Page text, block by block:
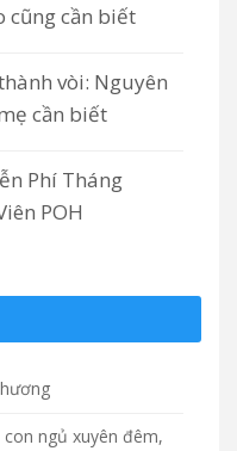
cũng cần biết
vòi: Nguyên
cần biết
Phí Tháng
POH
con ngủ xuyên đêm,